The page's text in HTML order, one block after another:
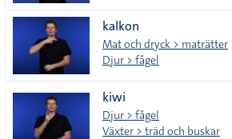
kalkon
Mat och dryck > maträtter
Djur > fågel
kiwi
Djur > fågel
Växter > träd och buskar